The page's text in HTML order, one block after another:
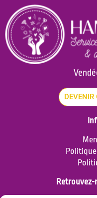
DEVENIR
Retrouvez-